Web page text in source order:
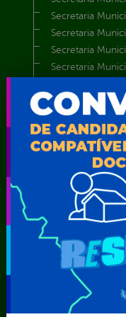
Secretaria
Secretaria
Secretaria
Secretaria
Secretaria
Talhada-STTRANS
Transparência,
Transparência
Educação
Saúde
Atos normativos
Central de Dúvidas
Convênios e